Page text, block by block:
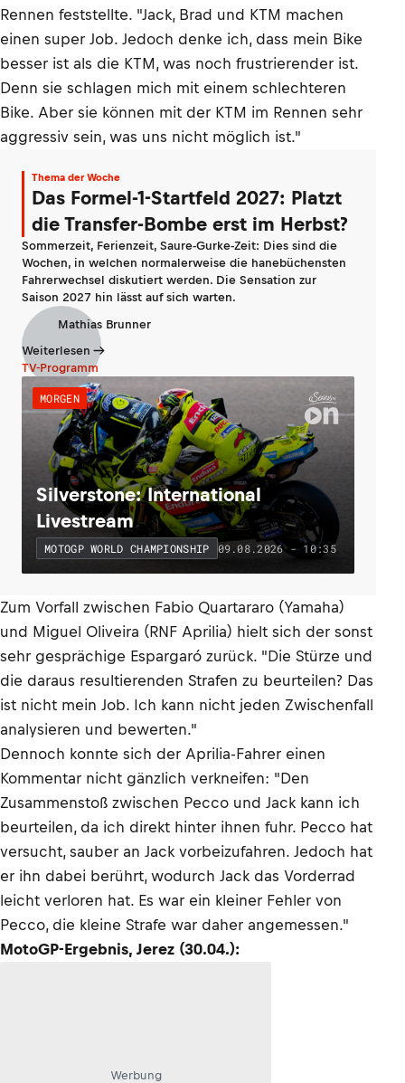
Rennen feststellte. "Jack, Brad und KTM machen
einen super Job. Jedoch denke ich, dass mein Bike
besser ist als die KTM, was noch frustrierender ist.
Denn sie schlagen mich mit einem schlechteren
Bike. Aber sie können mit der KTM im Rennen sehr
aggressiv sein, was uns nicht möglich ist."
Thema der Woche
Das Formel-1-Startfeld 2027: Platzt
die Transfer-Bombe erst im Herbst?
Sommerzeit, Ferienzeit, Saure-Gurke-Zeit: Dies sind die
Wochen, in welchen normalerweise die hanebüchensten
Fahrerwechsel diskutiert werden. Die Sensation zur
Saison 2027 hin lässt auf sich warten.
Mathias Brunner
Weiterlesen
TV-Programm
MORGEN
Silverstone: International
Livestream
MOTOGP WORLD CHAMPIONSHIP 09.08.2026 - 10:35
Zum Vorfall zwischen Fabio Quartararo (Yamaha)
und Miguel Oliveira (RNF Aprilia) hielt sich der sonst
sehr gesprächige Espargaró zurück. "Die Stürze und
die daraus resultierenden Strafen zu beurteilen? Das
ist nicht mein Job. Ich kann nicht jeden Zwischenfall
analysieren und bewerten."
Dennoch konnte sich der Aprilia-Fahrer einen
Kommentar nicht gänzlich verkneifen: "Den
Zusammenstoß zwischen Pecco und Jack kann ich
beurteilen, da ich direkt hinter ihnen fuhr. Pecco hat
versucht, sauber an Jack vorbeizufahren. Jedoch hat
er ihn dabei berührt, wodurch Jack das Vorderrad
leicht verloren hat. Es war ein kleiner Fehler von
Pecco, die kleine Strafe war daher angemessen."
MotoGP-Ergebnis, Jerez (30.04.):
Werbung